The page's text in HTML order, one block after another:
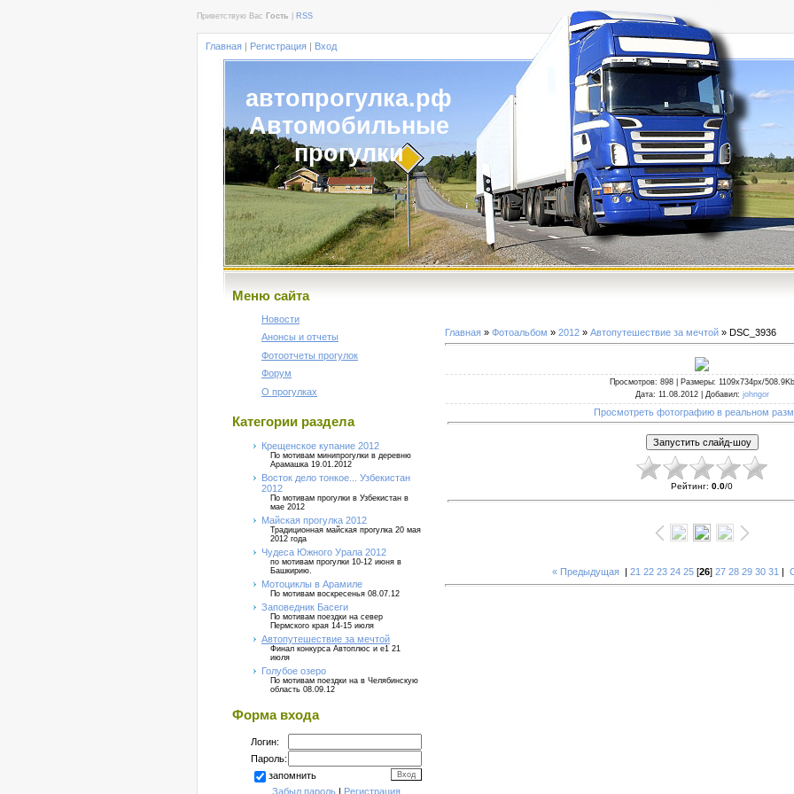
Приветствую Вас Гость RSS
Главная | Регистрация | Вход
автопрогулка.рф
Автомобильные
прогулки
Меню сайта
Новости
Анонсы и отчеты
Фотоотчеты прогулок
Форум
О прогулках
Категории раздела
Крещенское купание 2012
По мотивам минипрогулки в деревню
Арамашка 19.01.2012
Восток дело тонкое... Узбекистан
2012
По мотивам прогулки в Узбекистан в
мае 2012
Майская прогулка 2012
Традиционная майская прогулка 20 мая
2012 года
Чудеса Южного Урала 2012
по мотивам прогулки 10-12 июня в
Башкирию.
Мотоциклы в Арамиле
По мотивам воскресенья 08.07.12
Заповедник Басеги
По мотивам поездки на север
Пермского края 14-15 июля
Автопутешествие за мечтой
Финал конкурса Автоплюс и е1 21
июля
Голубое озеро
По мотивам поездки на в Челябинскую
область 08.09.12
Форма входа
Логин:
Пароль:
запомнить
Забыл пароль | Регистрация
Главная » Фотоальбом » 2012 » Автопутешествие за мечтой » DSC_3936
Просмотров: 898 | Размеры: 1109x734px/508.9Kb
Дата: 11.08.2012 | Добавил: johngor
Просмотреть фотографию в реальном
Рейтинг: 0.0/0
« Предыдущая | 21 22 23 24 25 [26] 27 28 29 30 31 |